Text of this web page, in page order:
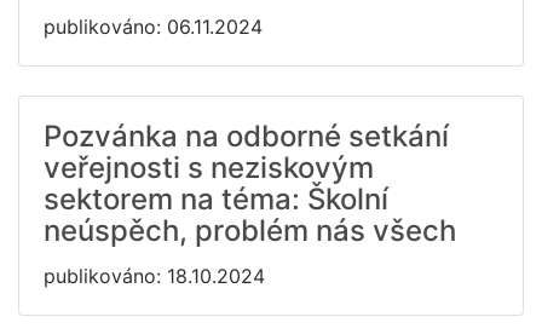
publikováno: 06.11.2024
Pozvánka na odborné setkání
veřejnosti s neziskovým
sektorem na téma: Školní
neúspěch, problém nás všech
publikováno: 18.10.2024